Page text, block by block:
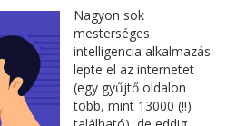
Nagyon sok
mesterséges
intelligencia alkalmazás
lepte el az internetet
(egy gyűjtő oldalon
több, mint 13000 (!!)